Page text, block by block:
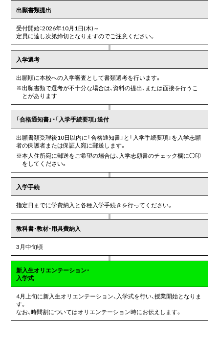
出願書類提出
受付開始：2026年10月1日(木)～
定員に達し次第締切となりますのでご注意ください。
入学選考
出願順に本校への入学審査として書類選考を行います。
※出願書類で選考が不十分な場合は、資料の提出、または面接を行うこ
とがあります
「合格通知書」・「入学手続要項」送付
出願書類受理後10日以内に「合格通知書」と「入学手続要項」を入学志願
者の保護者または保証人宛に郵送します。
※本人住所宛に郵送をご希望の場合は、入学志願書のチェック欄に◯印
をしてください。
入学手続
指定日までに学費納入と各種入学手続きを行ってください。
教科書・教材・用具費納入
3月中旬頃
新入生オリエンテーション・
入学式
4月上旬に新入生オリエンテーション、入学式を行い、授業開始となりま
す。
なお、時間割についてはオリエンテーション時にお伝えします。